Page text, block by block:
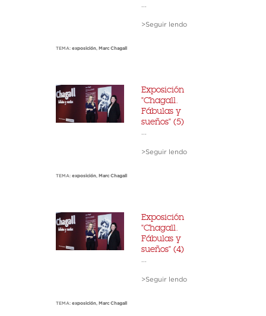
>Seguir lendo
TEMA: exposición, Marc Chagall
Exposición
"Chagall.
Fábulas y
sueños" (5)
>Seguir lendo
TEMA: exposición, Marc Chagall
Exposición
"Chagall.
Fábulas y
sueños" (4)
>Seguir lendo
TEMA: exposición, Marc Chagall